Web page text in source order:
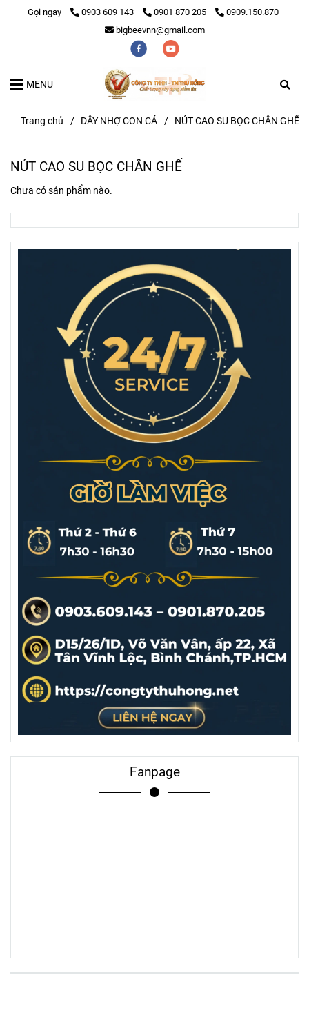
Gọi ngay 0903 609 143 0901 870 205
0909.150.870
bigbeevnn@gmail.com
MENU
Trang chủ / DÂY NHỢ CON CÁ / NÚT CAO SU BỌC CHÂN GHẾ
NÚT CAO SU BỌC CHÂN GHẾ
Chưa có sản phẩm nào.
Fanpage